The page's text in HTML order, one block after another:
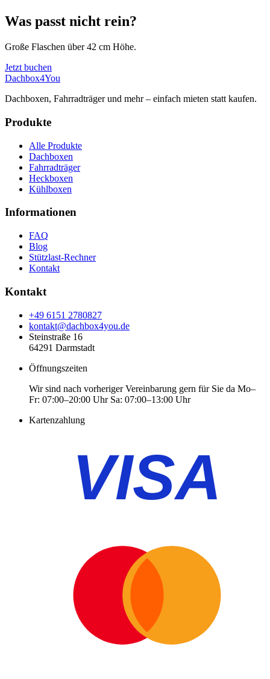
Was passt nicht rein?
Große Flaschen über 42 cm Höhe.
Jetzt buchen
Dachbox4You
Dachboxen, Fahrradträger und mehr – einfach mieten statt kaufen.
Produkte
Alle Produkte
Dachboxen
Fahrradträger
Heckboxen
Kühlboxen
Informationen
FAQ
Blog
Stützlast-Rechner
Kontakt
Kontakt
+49 6151 2780827
kontakt@dachbox4you.de
Steinstraße 16
64291 Darmstadt
Öffnungszeiten
Wir sind nach vorheriger Vereinbarung gern für Sie da Mo–
Fr: 07:00–20:00 Uhr Sa: 07:00–13:00 Uhr
Kartenzahlung
VISA